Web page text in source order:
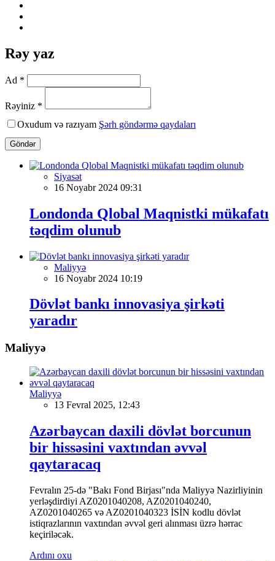
Rəy yaz
Ad *
Rəyiniz *
Oxudum və razıyam Şərh göndərmə qaydaları
Göndər
Siyasət
16 Noyabr 2024 09:31
Londonda Qlobal Maqnistki mükafatı
təqdim olunub
Maliyyə
16 Noyabr 2024 10:19
Dövlət bankı innovasiya şirkəti
yaradır
Maliyyə
Maliyyə
13 Fevral 2025, 12:43
Azərbaycan daxili dövlət borcunun
bir hissəsini vaxtından əvvəl
qaytaracaq
Fevralın 25-də "Bakı Fond Birjası"nda Maliyyə Nazirliyinin
yerləşdirdiyi AZ0201040208, AZ0201040240,
AZ0201040265 və AZ0201040323 İSİN kodlu dövlət
istiqrazlarının vaxtından əvvəl geri alınması üzrə hərrac
keçiriləcək.
Ardını oxu